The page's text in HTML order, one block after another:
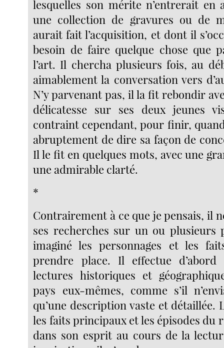
lesquelles son mérite n’entrerait en
une collection de gravures ou de
aurait fait l’acquisition, et dont il
besoin de faire quelque chose que
l’art. Il chercha plusieurs fois, au
aimablement la conversation vers
N’y parvenant pas, il la fit rebondir
délicatesse sur ses deux jeunes
contraint cependant, pour finir,
abruptement de dire sa façon de
Il le fit en quelques mots, avec une
une admirable clarté.
*
Contrairement à ce que je pensais, il
ses recherches sur un ou plusieurs
imaginé les personnages et les
prendre place. Il effectue d’abord
lectures historiques et
pays eux-mêmes, comme s’il
qu’une description vaste et détaillée.
les faits principaux et les épisodes du
dans son esprit au cours de la